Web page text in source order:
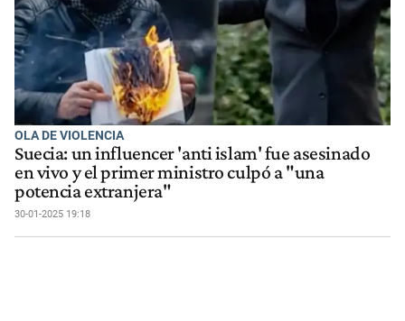
OLA DE VIOLENCIA
Suecia: un influencer 'anti islam' fue asesinado
en vivo y el primer ministro culpó a "una
potencia extranjera"
30-01-2025 19:18